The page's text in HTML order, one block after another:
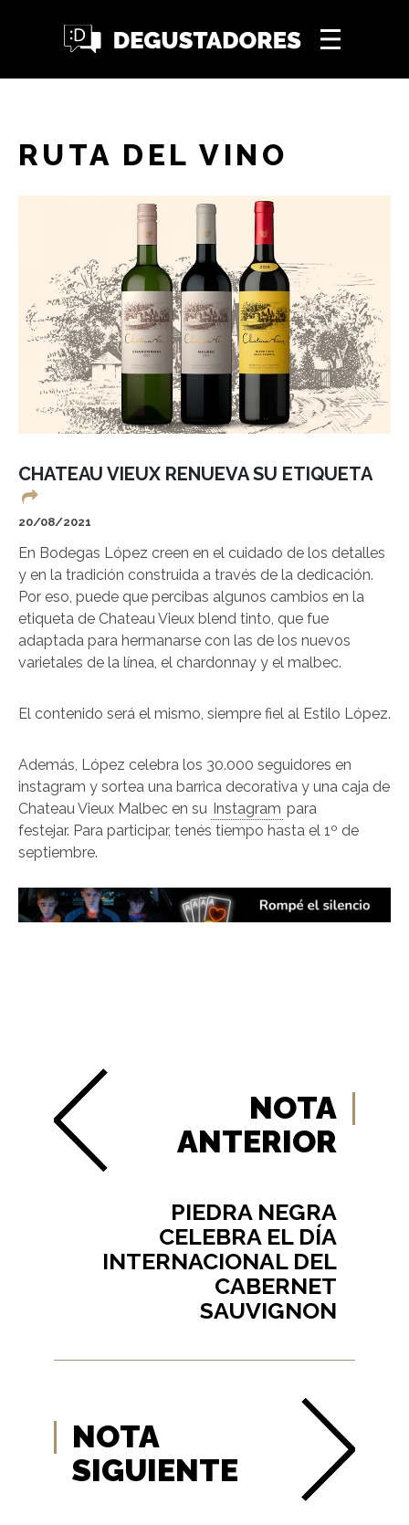
RUTA DEL VINO
CHATEAU VIEUX RENUEVA SU ETIQUETA
20/08/2021
En Bodegas López creen en el cuidado de los detalles
y en la tradición construida a través de la dedicación.
Por eso, puede que percibas algunos cambios en la
etiqueta de Chateau Vieux blend tinto, que fue
adaptada para hermanarse con las de los nuevos
varietales de la línea, el chardonnay y el malbec.
El contenido será el mismo, siempre fiel al Estilo López.
Además, López celebra los 30.000 seguidores en
instagram y sortea una barrica decorativa y una caja de
Chateau Vieux Malbec en su Instagram para
festejar. Para participar, tenés tiempo hasta el 1º de
septiembre.
NOTA
ANTERIOR
PIEDRA NEGRA
CELEBRA EL DÍA
INTERNACIONAL DEL
CABERNET
SAUVIGNON
NOTA
SIGUIENTE